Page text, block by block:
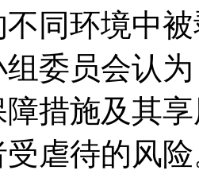
不同环境中
组委员会认
障措施及其
受虐待的风